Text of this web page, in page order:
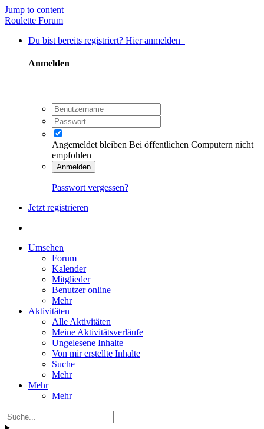
Jump to content
Roulette Forum
Du bist bereits registriert? Hier anmelden
Anmelden
Angemeldet bleiben Bei öffentlichen Computern nicht
empfohlen
Anmelden
Passwort vergessen?
Jetzt registrieren
Umsehen
Forum
Kalender
Mitglieder
Benutzer online
Mehr
Aktivitäten
Alle Aktivitäten
Meine Aktivitätsverläufe
Ungelesene Inhalte
Von mir erstellte Inhalte
Suche
Mehr
Mehr
Mehr